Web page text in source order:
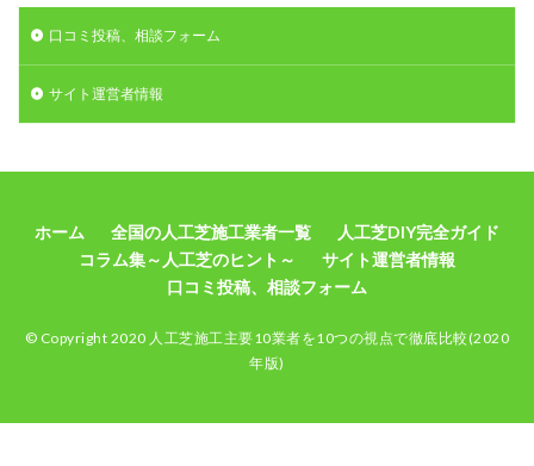
口コミ投稿、相談フォーム
サイト運営者情報
ホーム 全国の人工芝施工業者一覧
人工芝DIY完全ガイド
コラム集～人工芝のヒント～
サイト運営者情報
口コミ投稿、相談フォーム
© Copyright 2020 人工芝施工主要10業者を10つの視点で徹底比較(2020
年版)